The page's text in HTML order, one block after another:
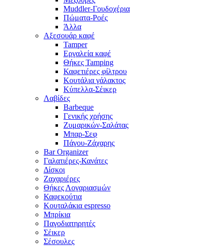
Muddler-Γουδοχέρια
Πώματα-Ροές
Άλλα
Αξεσουάρ καφέ
Tamper
Εργαλεία καφέ
Θήκες Tamping
Καφετιέρες φίλτρου
Κουτάλια γάλακτος
Κύπελλα-Σέικερ
Λαβίδες
Barbeque
Γενικής χρήσης
Ζυμαρικών-Σαλάτας
Μπαρ-Σεφ
Πάγου-Ζάχαρης
Bar Organizer
Γαλατιέρες-Κανάτες
Δίσκοι
Ζαχαριέρες
Θήκες Λογαριασμών
Καφεκούτια
Κουταλάκια espresso
Μπρίκια
Παγοδιατηρητές
Σέικερ
Σέσουλες